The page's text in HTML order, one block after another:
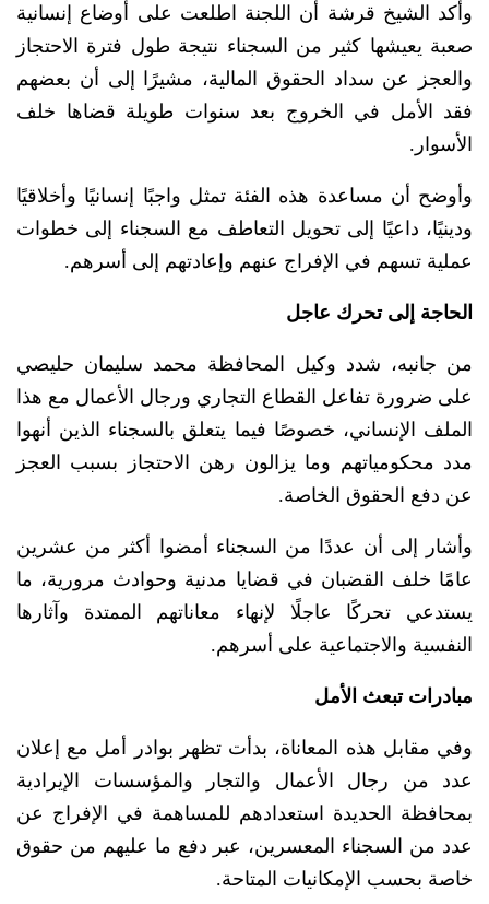
وأكد الشيخ قرشة أن اللجنة اطلعت على أوضاع إنسانية
صعبة يعيشها كثير من السجناء نتيجة طول فترة الاحتجاز
والعجز عن سداد الحقوق المالية، مشيرًا إلى أن بعضهم
فقد الأمل في الخروج بعد سنوات طويلة قضاها خلف
الأسوار.
وأوضح أن مساعدة هذه الفئة تمثل واجبًا إنسانيًا وأخلاقيًا
ودينيًا، داعيًا إلى تحويل التعاطف مع السجناء إلى خطوات
عملية تسهم في الإفراج عنهم وإعادتهم إلى أسرهم.
الحاجة إلى تحرك عاجل
من جانبه، شدد وكيل المحافظة محمد سليمان حليصي
على ضرورة تفاعل القطاع التجاري ورجال الأعمال مع هذا
الملف الإنساني، خصوصًا فيما يتعلق بالسجناء الذين أنهوا
مدد محكومياتهم وما يزالون رهن الاحتجاز بسبب العجز
عن دفع الحقوق الخاصة.
وأشار إلى أن عددًا من السجناء أمضوا أكثر من عشرين
عامًا خلف القضبان في قضايا مدنية وحوادث مرورية، ما
يستدعي تحركًا عاجلًا لإنهاء معاناتهم الممتدة وآثارها
النفسية والاجتماعية على أسرهم.
مبادرات تبعث الأمل
وفي مقابل هذه المعاناة، بدأت تظهر بوادر أمل مع إعلان
عدد من رجال الأعمال والتجار والمؤسسات الإيرادية
بمحافظة الحديدة استعدادهم للمساهمة في الإفراج عن
عدد من السجناء المعسرين، عبر دفع ما عليهم من حقوق
خاصة بحسب الإمكانيات المتاحة.